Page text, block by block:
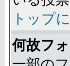
トップ
何故フ